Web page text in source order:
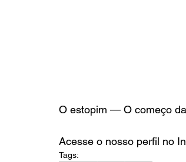
O estopim — O começo
Acesse o nosso perfil no
Tags: